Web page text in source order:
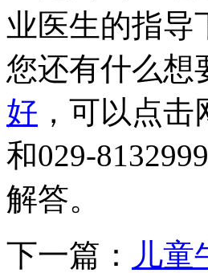
业医生的指导
您还有什么想
好 ，可以点
和029-
解答。
下一篇： 儿童